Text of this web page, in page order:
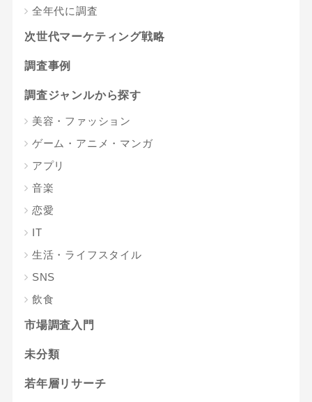
全年代に調査
次世代マーケティング戦略
調査事例
調査ジャンルから探す
美容・ファッション
ゲーム・アニメ・マンガ
アプリ
音楽
恋愛
IT
生活・ライフスタイル
SNS
飲食
市場調査入門
未分類
若年層リサーチ